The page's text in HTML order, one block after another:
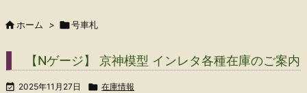

 ホーム > 号車札
【Nゲージ】 京神模型 インレタ各種在庫のご案内
 2025年11月27日  在庫情報